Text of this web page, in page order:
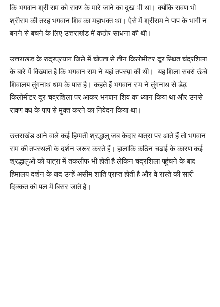
कि भगवान श्री राम को रावण के मारे जाने का दुख भी था। क्योंकि रावण भी
श्रीराम की तरह भगवान शिव का महाभक्त था। ऐसे में श्रीराम ने पाप के भागी न
बनने से बचने के लिए उत्तराखंड में कठोर साधना की थी।
उत्तराखंड के रुद्रप्रयाग ज‌िले में चोपता से तीन किलोमीटर दूर स्थित चंद्रशिला
के बारे में विख्यात है कि भगवान राम ने यहां तपस्य़ा की थी। यह शिला सबसे ऊंचे
शिवालय तुंगनाथ धाम के पास है। कहते हैं भगवान राम ने तुंगनाथ से डेढ़
किलोमीटर दूर चंद्रशिला पर आकर भगवान शिव का ध्यान किया था और उनसे
रावण वध के पाप से मुक्त करने का निवेदन किया था।
उत्तराखंड आने वाले कई हिम्मती श्रद्धालु जब केदार यात्रा पर आते हैं तो भगवान
राम की तपस्थली के दर्शन जरूर करते हैं। हालाकि कठिन चढाई के कारण कई
श्रद्धालुओं को यात्रा में तकलीफ भी होती है लेकिन चंद्रशिला पहुंचने के बाद
हिमालय दर्शन के बाद उन्हें असीम शांति प्राप्त होती है और वे रास्ते की सारी
दिक्कत को पल में बिसर जाते हैं।